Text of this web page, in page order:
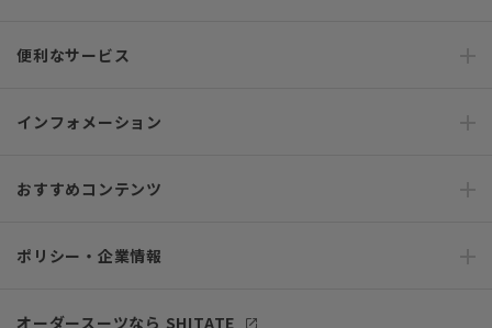
便利なサービス
インフォメーション
おすすめコンテンツ
ポリシー・企業情報
オーダースーツなら SHITATE